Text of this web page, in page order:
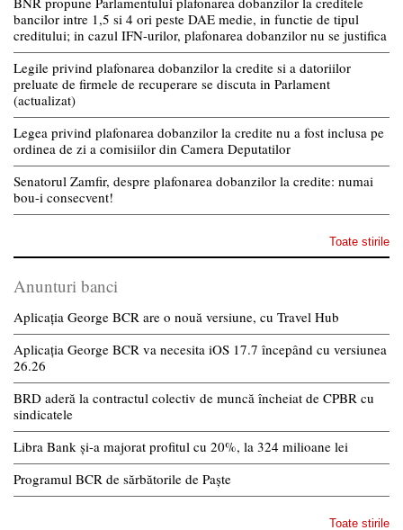
bancilor intre 1,5 si 4 ori peste DAE medie, in functie de tipul
creditului; in cazul IFN-urilor, plafonarea dobanzilor nu se justifica
Legile privind plafonarea dobanzilor la credite si a datoriilor
preluate de firmele de recuperare se discuta in Parlament
(actualizat)
Legea privind plafonarea dobanzilor la credite nu a fost inclusa pe
ordinea de zi a comisiilor din Camera Deputatilor
Senatorul Zamfir, despre plafonarea dobanzilor la credite: numai
bou-i consecvent!
Toate stirile
Anunturi banci
Aplicația George BCR are o nouă versiune, cu Travel Hub
Aplicația George BCR va necesita iOS 17.7 începând cu versiunea
26.26
BRD aderă la contractul colectiv de muncă încheiat de CPBR cu
sindicatele
Libra Bank și-a majorat profitul cu 20%, la 324 milioane lei
Programul BCR de sărbătorile de Paște
Toate stirile